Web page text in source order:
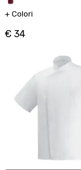
+ Colori
€ 34